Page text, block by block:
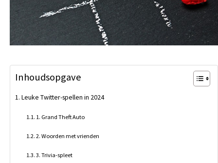
Inhoudsopgave
Leuke Twitter-spellen in 2024
1. Grand Theft Auto
2. Woorden met vrienden
3. Trivia-spleet